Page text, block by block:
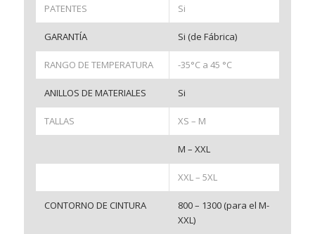
PATENTES Si
GARANTÍA Si (de Fábrica)
RANGO DE TEMPERATURA -35°C a 45 °C
ANILLOS DE MATERIALES Si
TALLAS XS – M
M – XXL
XXL – 5XL
CONTORNO DE CINTURA
800 – 1300 (para el M-
XXL)